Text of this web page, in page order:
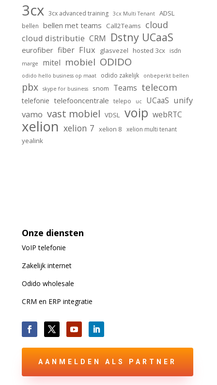
3cx 3cx advanced training 3cx Multi Tenant ADSL
bellen bellen met teams Call2Teams cloud
cloud distributie CRM Dstny UCaaS
eurofiber fiber Flux glasvezel hosted 3cx isdn
marge mitel mobiel ODIDO
odido hello business op maat odido zakelijk onbeperkt bellen
pbx skype for business snom Teams telecom
telefonie telefooncentrale telepo uc UCaaS unify
vamo vast mobiel VDSL voip webRTC
xelion xelion 7 xelion 8 xelion multi tenant
yealink
Onze diensten
VoIPtelefonie
Zakelijk internet
Odido wholesale
CRM en ERP integratie
AANMELDEN ALS PARTNER